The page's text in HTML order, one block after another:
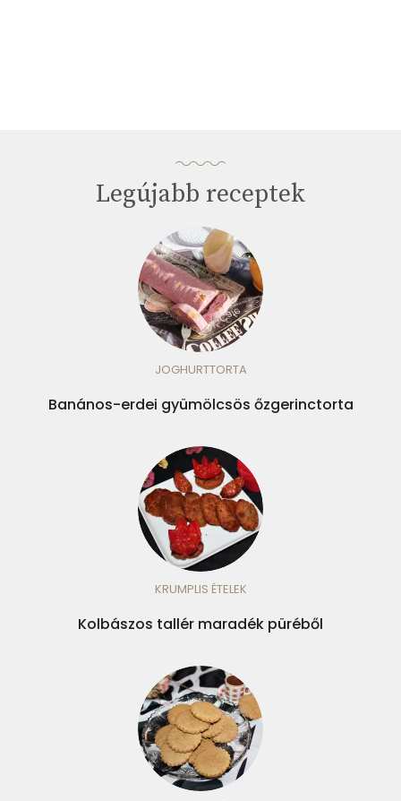
Legújabb receptek
JOGHURTTORTA
Banános-erdei gyümölcsös őzgerinctorta
KRUMPLIS ÉTELEK
Kolbászos tallér maradék püréből